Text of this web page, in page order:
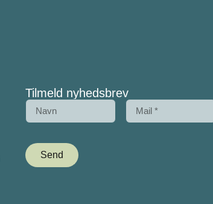
Tilmeld nyhedsbrev
Send